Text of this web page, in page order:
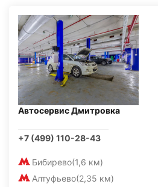
Автосервис Дмитровка
+7 (499) 110-28-43
Бибирево(1,6 км)
Алтуфьево(2,35 км)